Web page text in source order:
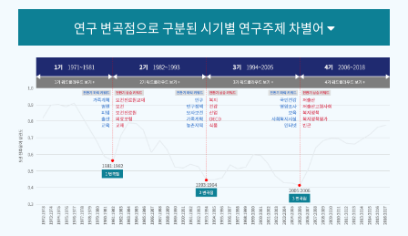
연구 변곡점으로 구분된 시기별 연구주제 차별어